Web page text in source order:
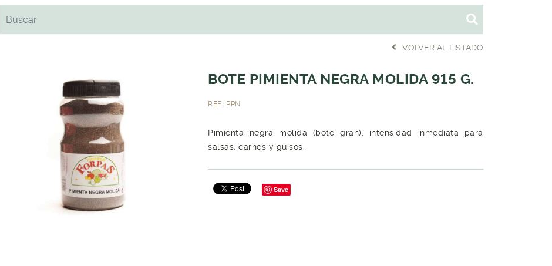
VOLVER AL LISTADO
BOTE PIMIENTA NEGRA MOLIDA 915 G.
REF.: PPN
Pimienta negra molida (bote gran): intensidad inmediata para
salsas, carnes y guisos.
Save